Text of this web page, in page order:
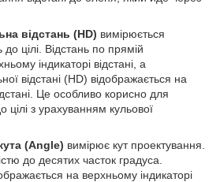
відстань (HD) вимірюється
до цілі. Відстань по прямій
індикаторі відстані, а
відстані (HD) відображається на
Це особливо корисно для
цілі з урахуванням кульової
(Angle) вимірює кут проектування.
до десятих часток градуса.
на верхньому індикаторі